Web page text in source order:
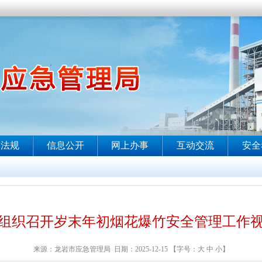
织召开岁末年初烟花爆竹安全管理工作
来源：龙岩市应急管理局 日期：2025-12-15 【字号： 大 中 小】